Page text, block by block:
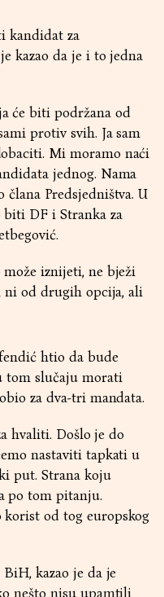
kandidat za
kazao da je i to jedna
će biti podržana od
protiv svih. Ja sam
Mi moramo naći
jednog. Nama
Predsjedništva. U
DF i Stranka za
iznijeti, ne bježi
ni od drugih opcija, ali
htio da bude
tom slučaju morati
za dva-tri mandata.
hvaliti. Došlo je do
nastaviti tapkati u
put. Strana koju
po tom pitanju.
korist od tog europskog
kazao je da je
nešto nisu upamtili